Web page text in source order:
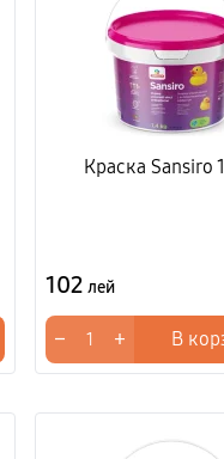
Краска Sansiro
102 лей
− + В